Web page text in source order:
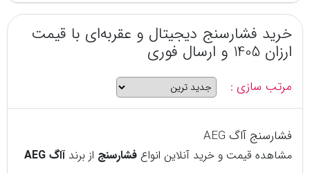
خرید فشارسنج دیجیتال و عقربه‌ای با قیمت
ارزان 1405 و ارسال فوری
مرتب سازی :
فشارسنج آاگ AEG
مشاهده قیمت و خرید آنلاین انواع فشارسنج از برندآاگ AEG